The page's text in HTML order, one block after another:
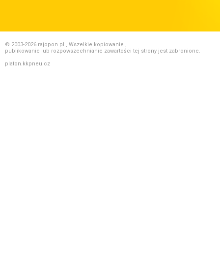
© 2003-2026 rajopon.pl , Wszelkie kopiowanie ,
publikowanie lub rozpowszechnianie zawartości tej strony jest zabronione.
platon.kkpneu.cz